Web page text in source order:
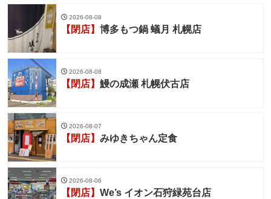
2026-08-08
【閉店】 博多もつ鍋 蟻月 札幌店
2026-08-08
【閉店】 鰻の成瀬 札幌伏古店
2026-08-07
【閉店】 みゆきちゃん定食
2026-08-06
【閉店】 We’s イオン石狩緑苑台店